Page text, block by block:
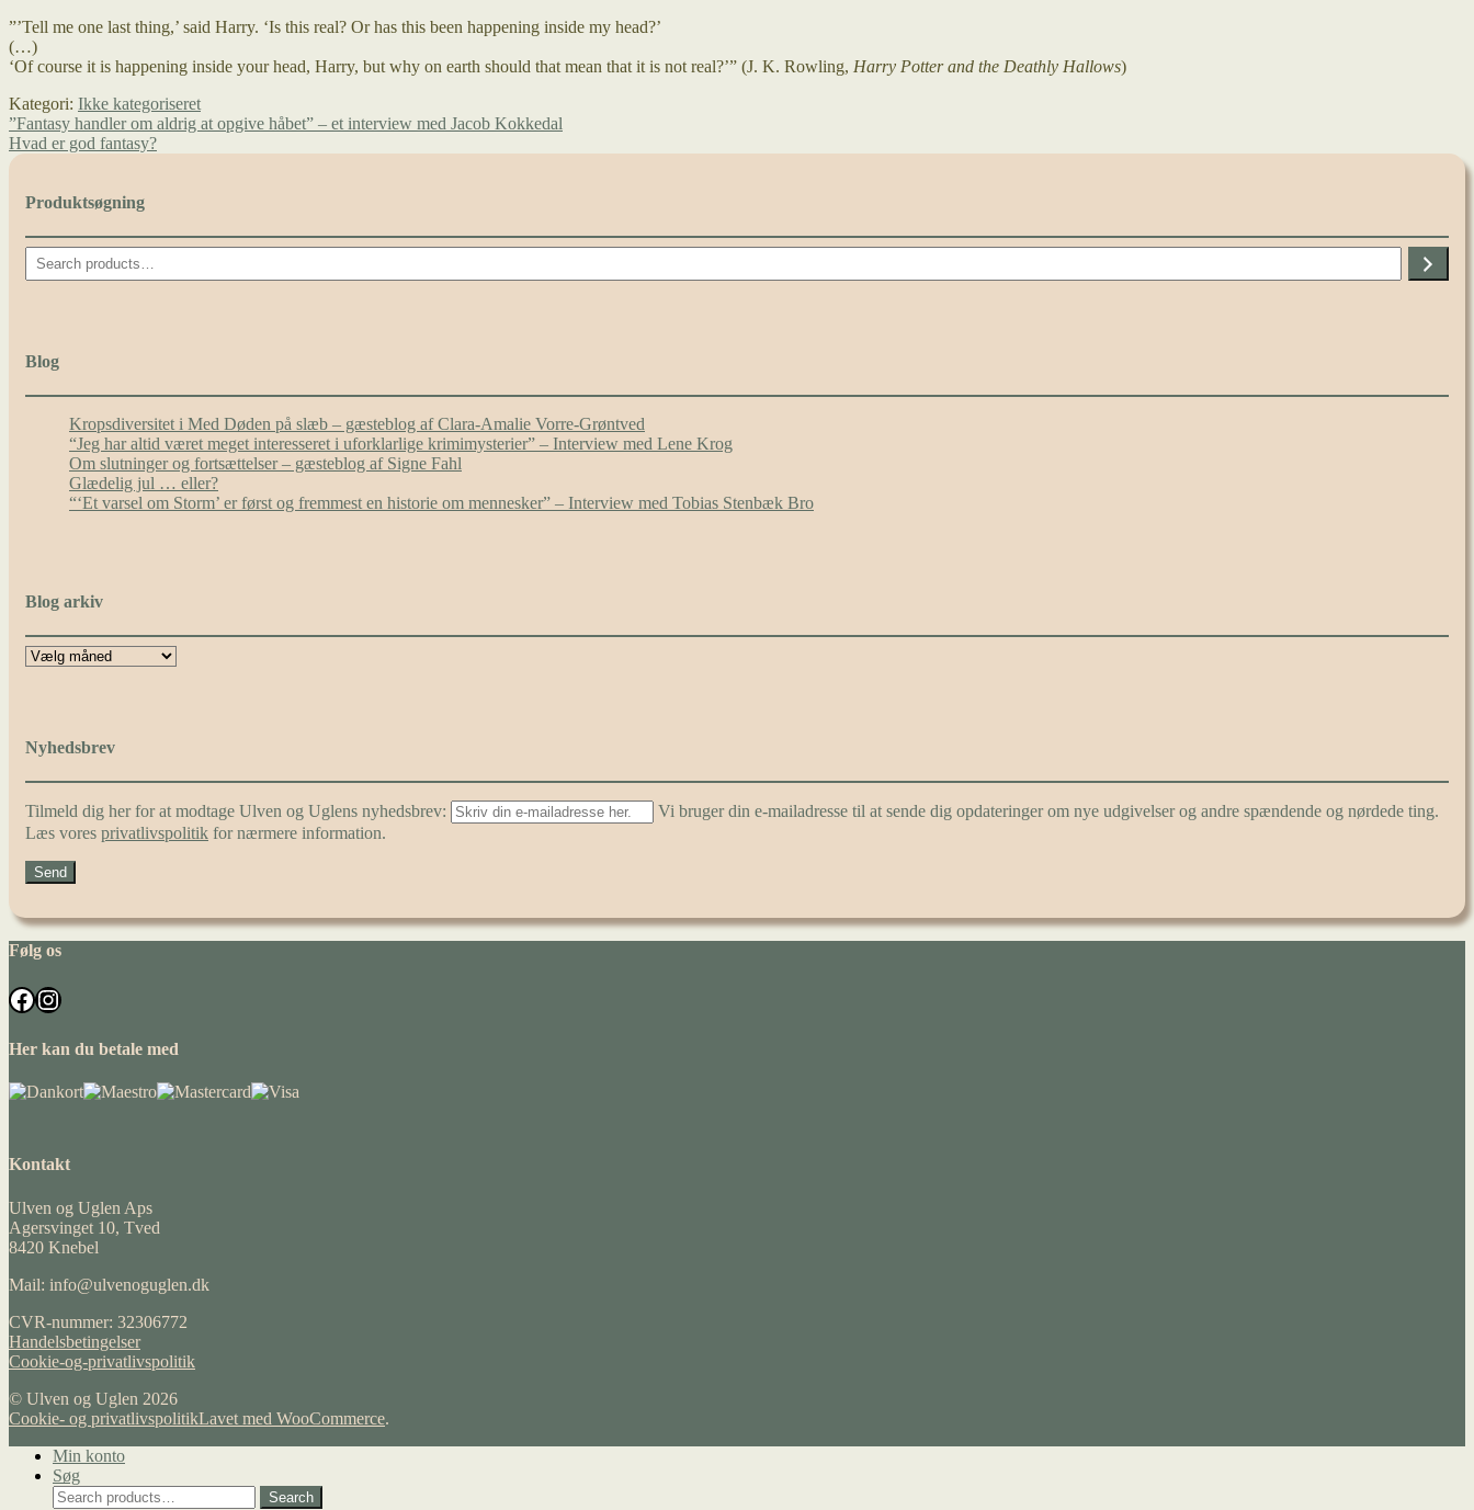
”’Tell me one last thing,’ said Harry. ‘Is this real? Or has this been happening inside my head?’
(…)
‘Of course it is happening inside your head, Harry, but why on earth should that mean that it is not real?’” (J. K. Rowling, Harry Potter and the Deathly Hallows)
Kategori: Ikke kategoriseret
Indlægsnavigation
Forrige
indlæg:
”Fantasy handler om aldrig at opgive håbet” – et interview med Jacob Kokkedal
Næste
indlæg:
Hvad er god fantasy?
Produktsøgning
Search
Blog
Kropsdiversitet i Med Døden på slæb – gæsteblog af Clara-Amalie Vorre-Grøntved
“Jeg har altid været meget interesseret i uforklarlige krimimysterier” – Interview med Lene Krog
Om slutninger og fortsættelser – gæsteblog af Signe Fahl
Glædelig jul … eller?
“‘Et varsel om Storm’ er først og fremmest en historie om mennesker” – Interview med Tobias Stenbæk Bro
Blog arkiv
Nyhedsbrev
Tilmeld dig her for at modtage Ulven og Uglens nyhedsbrev:
Vi bruger din e-mailadresse til at sende dig opdateringer om nye udgivelser og andre spændende og nørdede ting.
Læs vores privatlivspolitik for nærmere information.
Følg os
Facebook
Instagram
Her kan du betale med
Kontakt
Ulven og Uglen Aps
Agersvinget 10, Tved
8420 Knebel
Mail: info@ulvenoguglen.dk
CVR-nummer: 32306772
Handelsbetingelser
Cookie-og-privatlivspolitik
© Ulven og Uglen 2026
Cookie- og privatlivspolitikLavet med WooCommerce.
Min konto
Søg
Search
Search